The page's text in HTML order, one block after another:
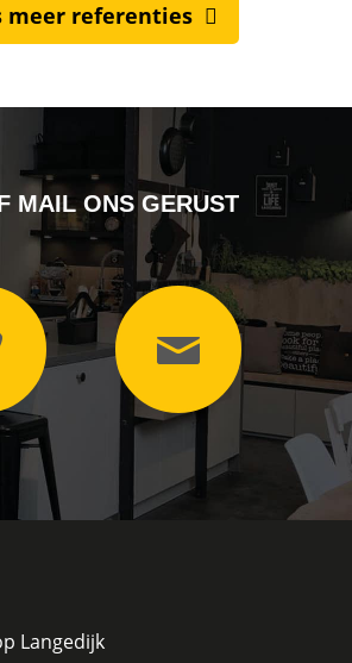
meer referenties
MAIL ONS GERUST
Langedijk